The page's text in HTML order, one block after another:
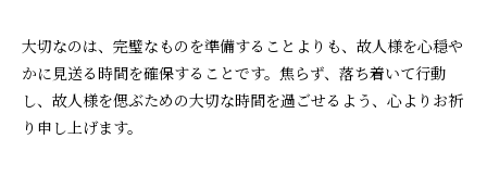
大切なのは、完璧なものを準備することよりも、故人様を心穏や
かに見送る時間を確保することです。焦らず、落ち着いて行動
し、故人様を偲ぶための大切な時間を過ごせるよう、心よりお祈
り申し上げます。